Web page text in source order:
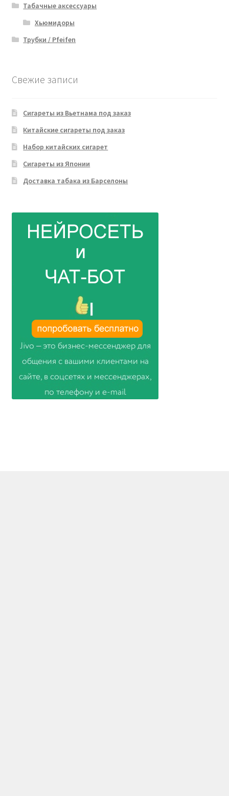
Табачные аксессуары
Хьюмидоры
Трубки / Pfeifen
Свежие записи
Сигареты из Вьетнама под заказ
Китайские сигареты под заказ
Набор китайских сигарет
Сигареты из Японии
Доставка табака из Барселоны